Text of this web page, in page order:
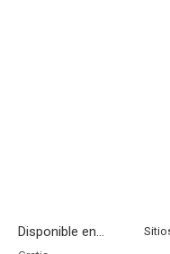
Disponible en...